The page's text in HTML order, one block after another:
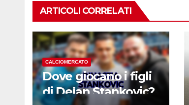
ARTICOLI CORRELATI
CALCIOMERCATO
Dove giocano i figli
di Dejan Stankovic?